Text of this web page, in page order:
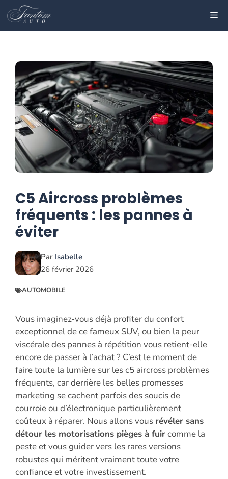
au
contenu
C5 Aircross problèmes
fréquents : les pannes à
éviter
Par Isabelle
26 février 2026
AUTOMOBILE
Vous imaginez-vous déjà profiter du confort
exceptionnel de ce fameux SUV, ou bien la peur
viscérale des pannes à répétition vous retient-elle
encore de passer à l’achat ? C’est le moment de
faire toute la lumière sur les c5 aircross problèmes
fréquents, car derrière les belles promesses
marketing se cachent parfois des soucis de
courroie ou d’électronique particulièrement
coûteux à réparer. Nous allons vous révéler sans
détour les motorisations pièges à fuircomme la
peste et vous guider vers les rares versions
robustes qui méritent vraiment toute votre
confiance et votre investissement.